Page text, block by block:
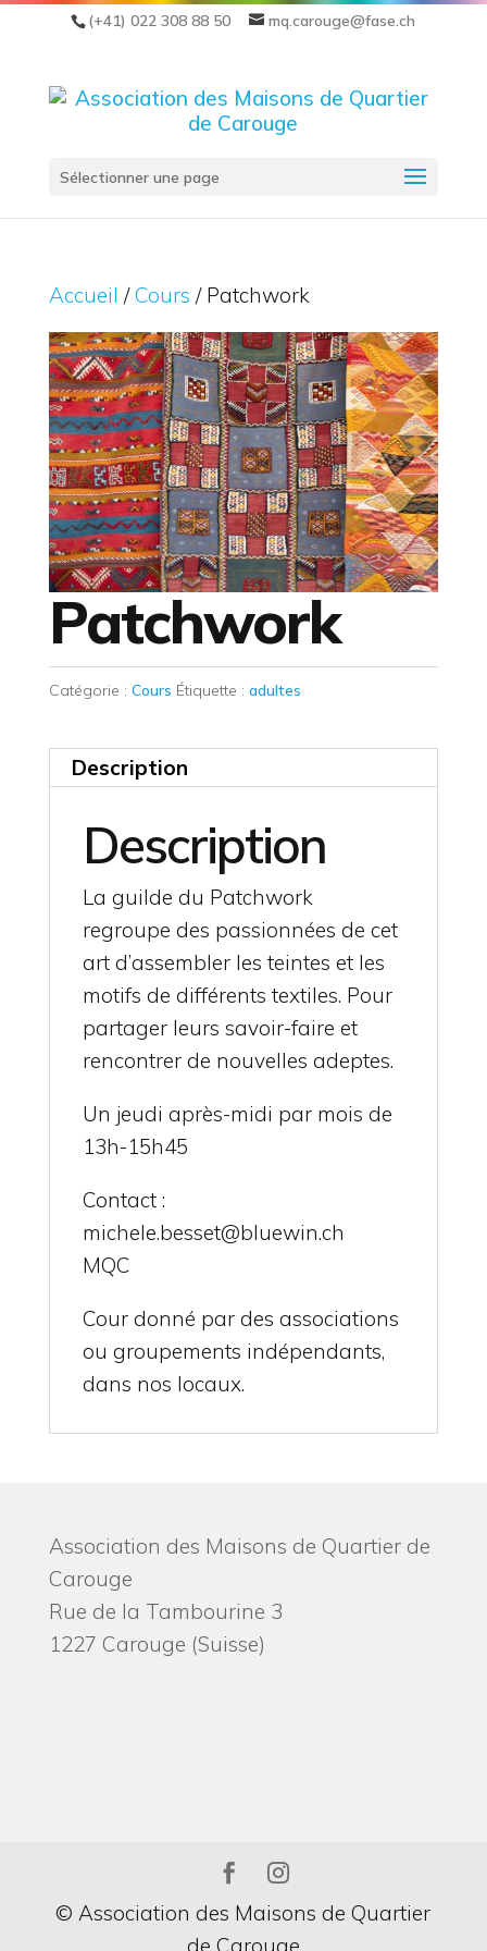
(+41) 022 308 88 50 mq.carouge@fase.ch
Sélectionner une page
Accueil /Cours / Patchwork
Patchwork
Catégorie : Cours Étiquette : adultes
Description
Description
La guilde du Patchwork
regroupe des passionnées de cet
art d’assembler les teintes et les
motifs de différents textiles. Pour
partager leurs savoir-faire et
rencontrer de nouvelles adeptes.
Un jeudi après-midi par mois de
13h-15h45
Contact :
michele.besset@bluewin.ch
MQC
Cour donné par des associations
ou groupements indépendants,
dans nos locaux.
Association des Maisons de Quartier de
Carouge
Rue de la Tambourine 3
1227 Carouge (Suisse)
© Association des Maisons de Quartier
de Carouge